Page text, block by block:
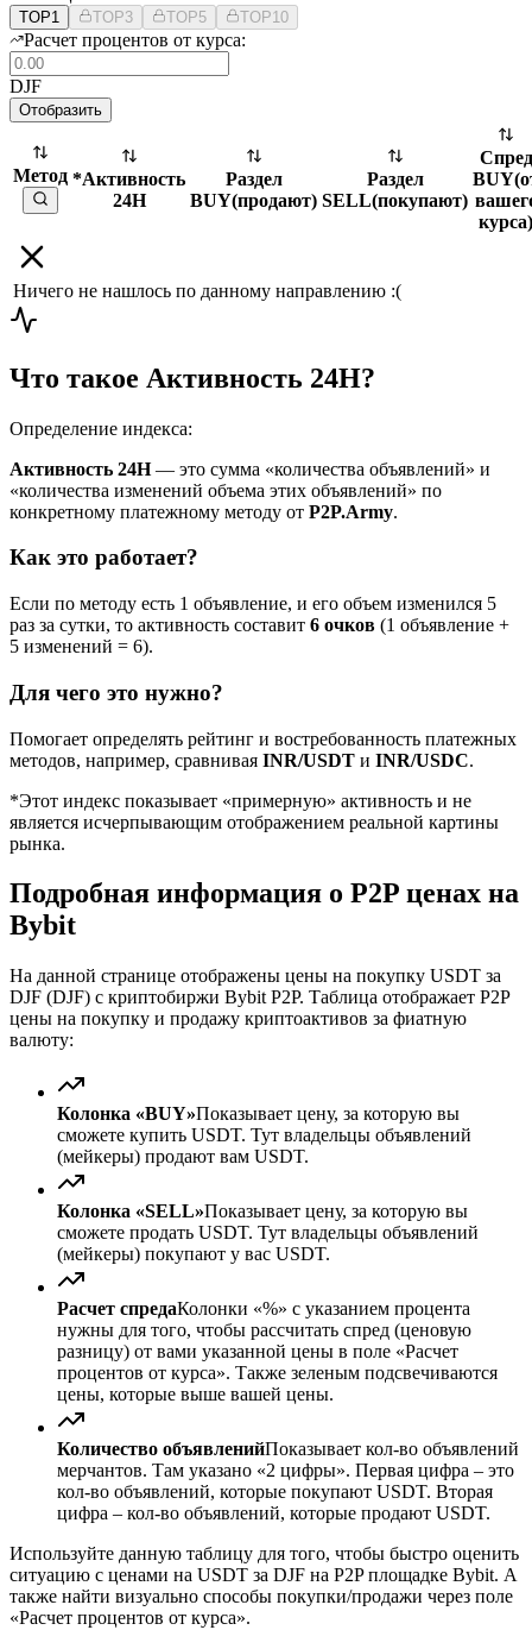
TOP1 TOP3 TOP5 TOP10
Расчет процентов от курса:
DJF
Отобразить
Метод *Активность
24H
Раздел
BUY(продают)
Раздел
SELL(покупают)
Спред
BUY(
курса)
Ничего не нашлось по данному направлению :(
Что такое Активность 24H?
Определение индекса:
Активность 24H— это сумма «количества объявлений» и
«количества изменений объема этих объявлений» по
конкретному платежному методу от P2P.Army.
Как это работает?
Если по методу есть 1 объявление, и его объем изменился 5
раз за сутки, то активность составит 6 очков (1 объявление +
5 изменений = 6).
Для чего это нужно?
Помогает определять рейтинг и востребованность платежных
методов, например, сравнивая INR/USDT и INR/USDC.
*Этот индекс показывает «примерную» активность и не
является исчерпывающим отображением реальной картины
рынка.
Подробная информация о P2P ценах на
Bybit
На данной странице отображены цены на покупку USDT за
DJF (DJF) с криптобиржи Bybit P2P. Таблица отображает P2P
цены на покупку и продажу криптоактивов за фиатную
валюту:
Колонка «BUY»Показывает цену, за которую вы
сможете купить USDT. Тут владельцы объявлений
(мейкеры) продают вам USDT.
Колонка «SELL»Показывает цену, за которую вы
сможете продать USDT. Тут владельцы объявлений
(мейкеры) покупают у вас USDT.
Расчет спредаКолонки «%» с указанием процента
нужны для того, чтобы рассчитать спред (ценовую
разницу) от вами указанной цены в поле «Расчет
процентов от курса». Также зеленым подсвечиваются
цены, которые выше вашей цены.
Количество объявленийПоказывает кол-во объявлений
мерчантов. Там указано «2 цифры». Первая цифра – это
кол-во объявлений, которые покупают USDT. Вторая
цифра – кол-во объявлений, которые продают USDT.
Используйте данную таблицу для того, чтобы быстро оценить
ситуацию с ценами на USDT за DJF на P2P площадке Bybit. А
также найти визуально способы покупки/продажи через поле
«Расчет процентов от курса».